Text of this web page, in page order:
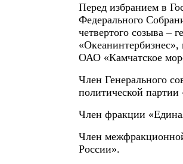
Перед избранием в
Федерального
четвертого созыва –
«Океанинтербизнес»,
ОАО «Камчатское
Член Генерального
политической
Член фракции
Член
России».